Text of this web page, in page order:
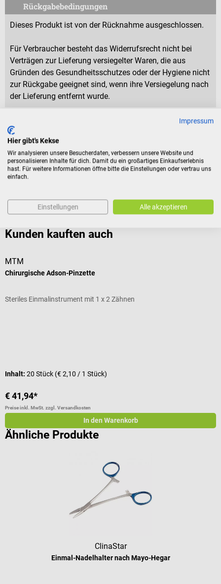
Rückgabebedingungen
Dieses Produkt ist von der Rücknahme ausgeschlossen.
Für Verbraucher besteht das Widerrufsrecht nicht bei
Verträgen zur Lieferung versiegelter Waren, die aus
Gründen des Gesundheitsschutzes oder der Hygiene nicht
zur Rückgabe geeignet sind, wenn ihre Versiegelung nach
der Lieferung entfernt wurde.
Eigenschaften
Produktidentifikation
Kunden kauften auch
MTM
Chirurgische Adson-Pinzette
Steriles Einmalinstrument mit 1 x 2 Zähnen
Inhalt: 20 Stück (€ 2,10 / 1 Stück)
€ 41,94*
Preise inkl. MwSt. zzgl. Versandkosten
In den Warenkorb
Ähnliche Produkte
ClinaStar
Einmal-Nadelhalter nach Mayo-Hegar
Impressum
Hier gibt's Kekse
Wir analysieren unsere Besucherdaten, verbessern unsere Website und
personalisieren Inhalte für dich. Damit du ein großartiges Einkaufserlebnis
hast. Für weitere Informationen öffne bitte die Einstellungen oder vertrau uns
einfach.
Einstellungen Alle akzeptieren